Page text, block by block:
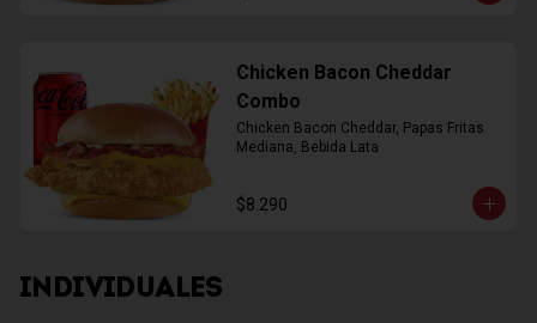
Chicken Bacon Cheddar
Combo
Chicken Bacon Cheddar, Papas Fritas
Mediana, Bebida Lata
$8.290
INDIVIDUALES